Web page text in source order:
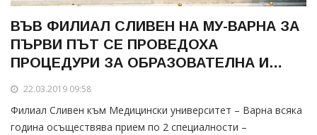
ВЪВ ФИЛИАЛ СЛИВЕН НА МУ-ВАРНА ЗА
ПЪРВИ ПЪТ СЕ ПРОВЕДОХА
ПРОЦЕДУРИ ЗА ОБРАЗОВАТЕЛНА И
22.03.2019 09:58
Филиал Сливен към Медицински университет – Варна всяка
година осъществява прием по 2 специалности –